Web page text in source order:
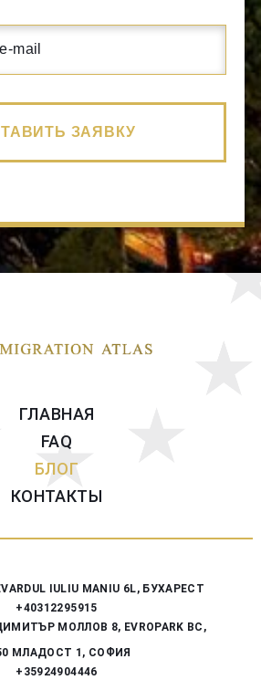
ЗАЯВКУ
ГЛАВНАЯ
FAQ
БЛОГ
КОНТАКТЫ
IULIU MANIU 6L, БУХАРЕСТ
+40312295915
МОЛЛОВ 8, EVROPARK BC,
МЛАДОСТ 1, СОФИЯ
+35924904446